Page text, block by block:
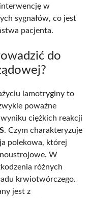
w
sygnałów, co jest
pacjenta.
do
lamotryginy to
poważne
ciężkich reakcji
. Czym charakteryzuje
polekowa, której
W
różnych
krwiotwórczego.
jest z